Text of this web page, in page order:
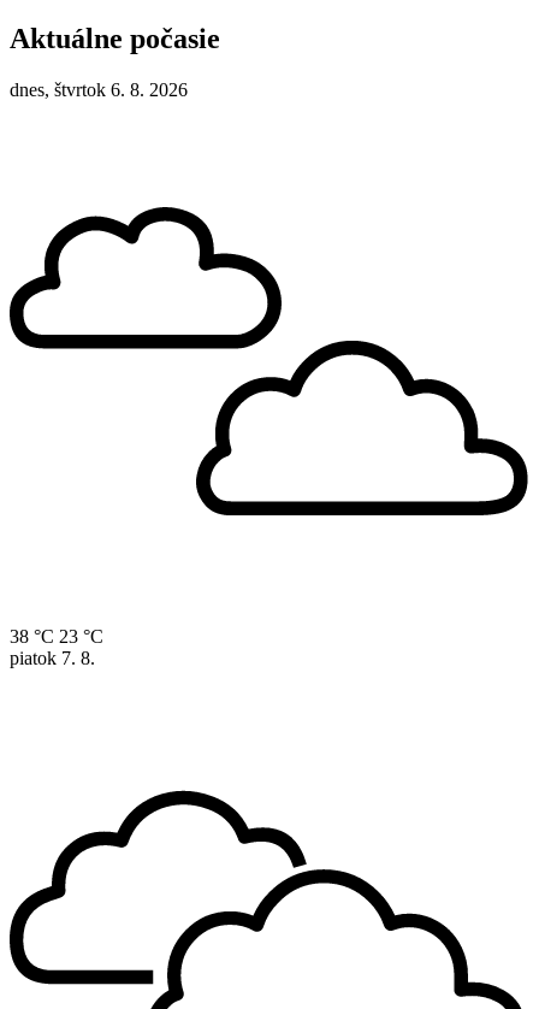
Aktuálne počasie
dnes, štvrtok 6. 8. 2026
38 °C 23 °C
piatok 7. 8.